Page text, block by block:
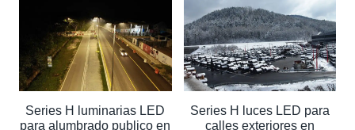
Series H luminarias LED
para alumbrado publico en
Series H luces LED para
calles exteriores en